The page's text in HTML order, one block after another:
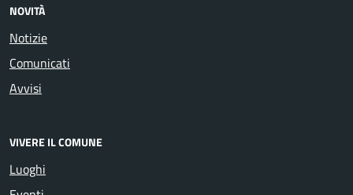
NOVITÀ
Notizie
Comunicati
Avvisi
VIVERE IL COMUNE
Luoghi